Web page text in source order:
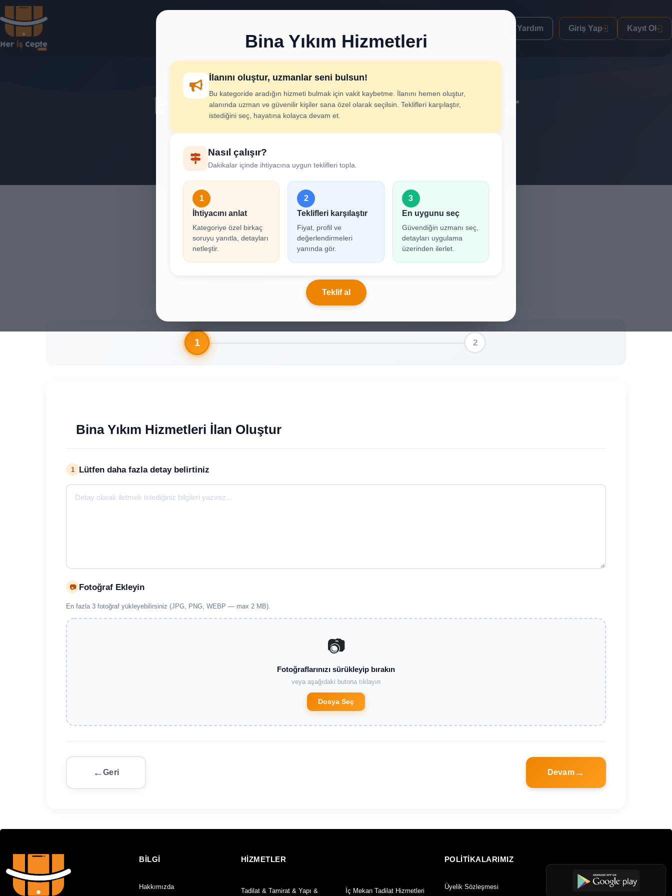
Yardım Giriş Yap Kayıt Ol
Bina Yıkım Hizmetleri
İlanını oluştur, uzmanlar seni bulsun!
Bu kategoride aradığın hizmeti bulmak için vakit kaybetme. İlanını hemen oluştur,
alanında uzman ve güvenilir kişiler sana özel olarak seçilsin. Teklifleri karşılaştır,
istediğini seç, hayatına kolayca devam et.
Nasıl çalışır?
Dakikalar içinde ihtiyacına uygun teklifleri topla.
1
İhtiyacını anlat
Kategoriye özel birkaç
soruyu yanıtla, detayları
netleştir.
2
Teklifleri karşılaştır
Fiyat, profil ve
değerlendirmeleri
yanında gör.
3
En uygunu seç
Güvendiğin uzmanı seç,
detayları uygulama
üzerinden ilerlet.
Teklif al
Bina Yıkım Hizmetleri İlan Oluştur
İhtiyacını adım adım belirt; uygun hizmet verenlerden hızlıca teklif al.
! İlan oluşturabilmek için giriş yapmanız gerekmektedir.
Hesabınız yoksa birkaç adımda kolayca kayıt olabilirsiniz.
Bina Yıkım Hizmetleri İlan Oluştur
1 Lütfen daha fazla detay belirtiniz
📷 Fotoğraf Ekleyin
En fazla 3 fotoğraf yükleyebilirsiniz (JPG, PNG, WEBP — max 2 MB).
📷
Fotoğraflarınızı sürükleyip bırakın
veya aşağıdaki butona tıklayın
Dosya Seç
Geri Devam
BİLGİ
Hakkımızda
HİZMETLER
Tadilat & Tamirat & Yapı & İç Mekan Tadilat Hizmetleri
POLİTİKALARIMIZ
Üyelik Sözleşmesi